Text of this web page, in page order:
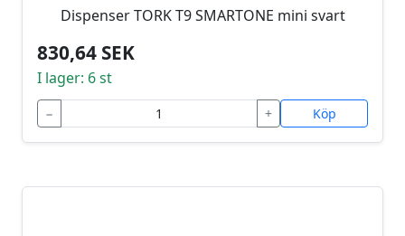
Dispenser TORK T9 SMARTONE mini svart
830,64 SEK
I lager: 6 st
− + Köp